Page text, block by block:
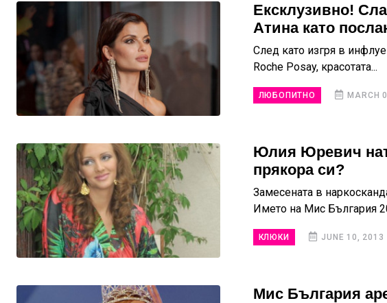
Ексклузивно!
Атина като
След като изгря в
Roche Posay, красотата...
ЛЮБОПИТНО MARCH
Юлия Юревич
прякора си?
Замесената в
Името на Мис България
КЛЮКИ JUNE 10, 2013
Мис България